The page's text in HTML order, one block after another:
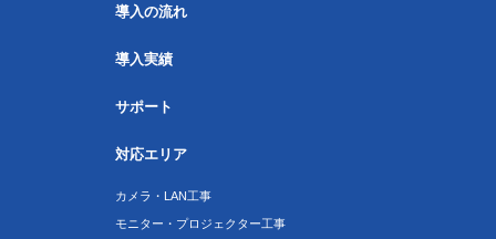
導入の流れ
導入実績
サポート
対応エリア
カメラ・LAN工事
モニター・プロジェクター工事